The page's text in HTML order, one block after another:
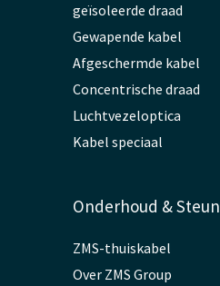
geïsoleerde draad
Gewapende kabel
Afgeschermde kabel
Concentrische draad
Luchtvezeloptica
Kabel speciaal
Onderhoud & Steun
ZMS-thuiskabel
Over ZMS Group